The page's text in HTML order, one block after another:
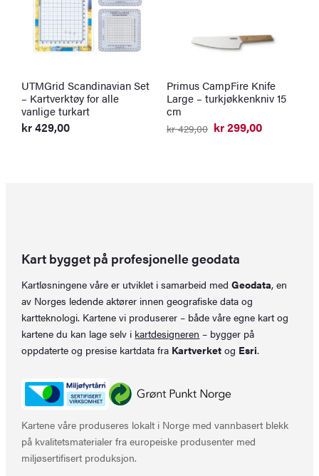
UTMGrid Scandinavian Set
– Kartverktøy for alle
vanlige turkart
kr429,00
Primus CampFire Knife
Large – turkjøkkenkniv 15
cm
kr429,00
Opprinnelig
kr299,00
Nåværende
Kart bygget på profesjonelle geodata
Kartløsningene våre er utviklet i samarbeid medGeodata, en
av Norges ledende aktører innen geografiske data og
kartteknologi. Kartene vi produserer – både våre egne kart og
kartene du kan lage selv i kartdesigneren – bygger på
oppdaterte og presise kartdata fra Kartverket og Esri.
Kartene våre produseres lokalt i Norge med vannbasert blekk
på kvalitetsmaterialer fra europeiske produsenter med
miljøsertifisert produksjon.